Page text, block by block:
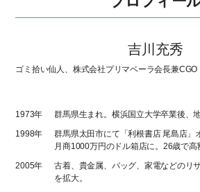
吉川充秀
ゴミ拾い仙人、株式会社プリマベーラ会長兼CGO
1973年
群馬県生まれ。横浜国立大学卒業後、
1998年
群馬県太田市にて「利根書店 尾島店」
月商1000万円のドル箱店に。26歳で高
2005年
古着、貴金属、バッグ、家電などのリ
を拡大。